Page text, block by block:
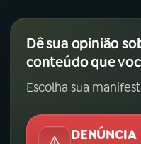
Dê sua opinião
conteúdo que
Escolha sua
DENÚNCIA